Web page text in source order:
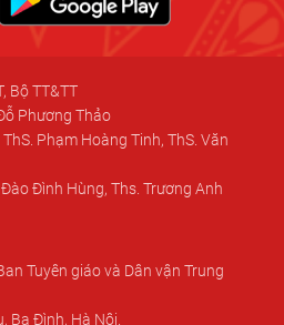
Bộ TT&TT
Phương Thảo
Phạm Hoàng Tinh, ThS. Văn
Đình Hùng, Ths. Trương Anh
Tuyên giáo và Dân vận Trung